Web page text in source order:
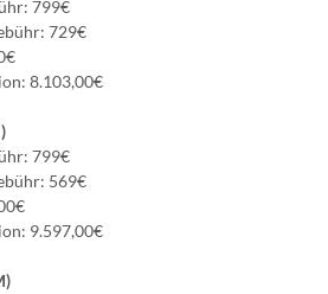
799€
729€
8.103,00€
799€
569€
9.597,00€